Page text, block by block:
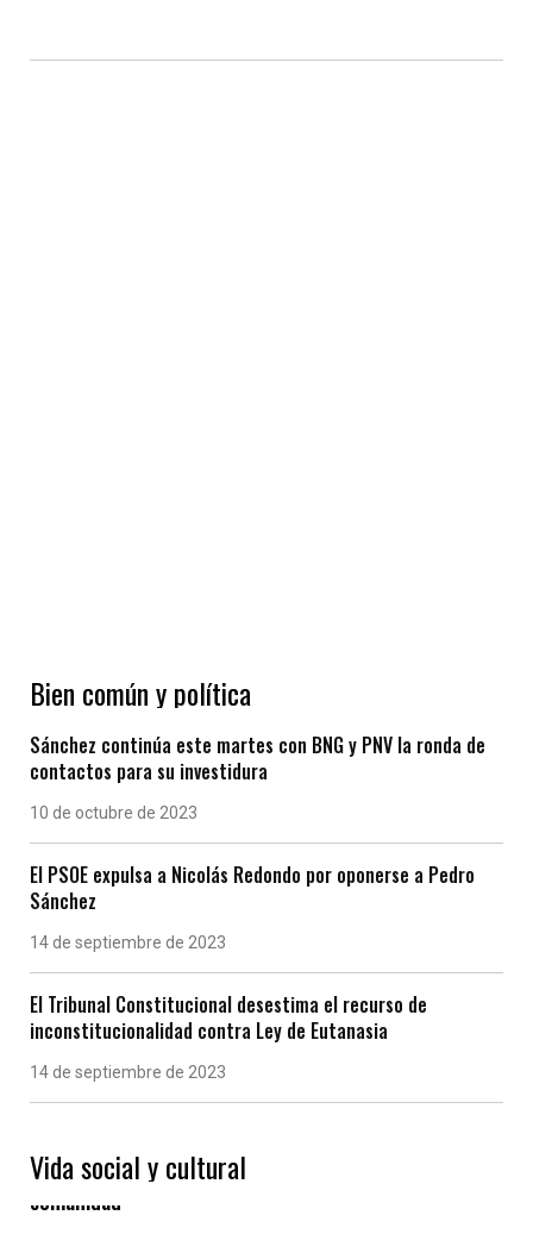
Bien común y política
Sánchez continúa este martes con BNG y PNV la ronda de
contactos para su investidura
10 de octubre de 2023
El PSOE expulsa a Nicolás Redondo por oponerse a Pedro
Sánchez
14 de septiembre de 2023
El Tribunal Constitucional desestima el recurso de
inconstitucionalidad contra Ley de Eutanasia
14 de septiembre de 2023
Vida social y cultural
Las “Eiras” gallegas, un modelo de vida en
comunidad